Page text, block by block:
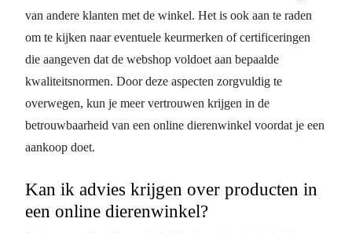
van andere klanten met de winkel. Het is ook aan te raden
om te kijken naar eventuele keurmerken of certificeringen
die aangeven dat de webshop voldoet aan bepaalde
kwaliteitsnormen. Door deze aspecten zorgvuldig te
overwegen, kun je meer vertrouwen krijgen in de
betrouwbaarheid van een online dierenwinkel voordat je een
aankoop doet.
Kan ik advies krijgen over producten in
een online dierenwinkel?